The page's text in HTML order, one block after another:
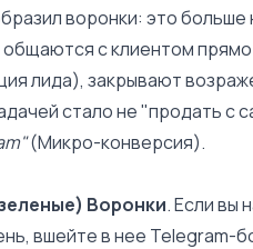
воронки: это
с клиентом
лида), закрывают
стало не "продать с
(Микро-конверсия).
Воронки. Если вы
вшейте в нее Telegram-